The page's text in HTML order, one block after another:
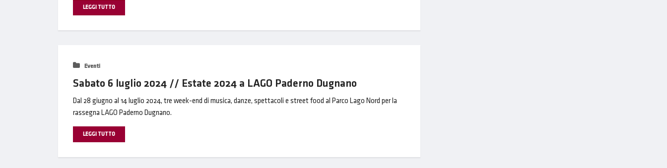
LEGGI TUTTO
Eventi
Sabato 6 luglio 2024 // Estate 2024 a LAGO Paderno Dugnano
Dal 28 giugno al 14 luglio 2024, tre week-end di musica, danze, spettacoli e street food al Parco Lago Nord per la
rassegna LAGO Paderno Dugnano.
LEGGI TUTTO